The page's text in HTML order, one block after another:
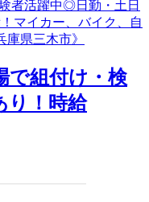
で組付け・検
り！時給